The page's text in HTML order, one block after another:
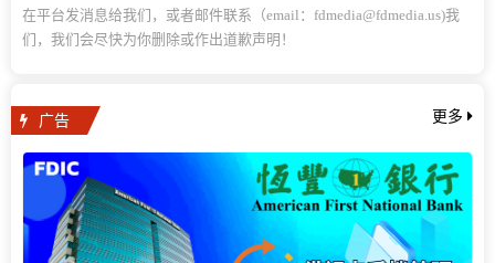
在平台发消息给我们，或者邮件联系（email：fdmedia@fdmedia.us)我
们，我们会尽快为你删除或作出道歉声明！
广告 更多